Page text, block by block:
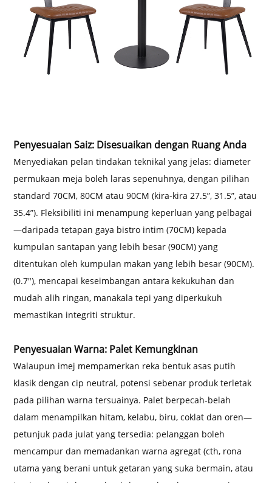
Penyesuaian Saiz: Disesuaikan dengan Ruang Anda
Menyediakan pelan tindakan teknikal yang jelas: diameter
permukaan meja boleh laras sepenuhnya, dengan pilihan
standard 70CM, 80CM atau 90CM (kira-kira 27.5”, 31.5”, atau
35.4”). Fleksibiliti ini menampung keperluan yang pelbagai
—daripada tetapan gaya bistro intim (70CM) kepada
kumpulan santapan yang lebih besar (90CM) yang
ditentukan oleh kumpulan makan yang lebih besar (90CM).
(0.7"), mencapai keseimbangan antara kekukuhan dan
mudah alih ringan, manakala tepi yang diperkukuh
memastikan integriti struktur.
Penyesuaian Warna: Palet Kemungkinan
Walaupun imej mempamerkan reka bentuk asas putih
klasik dengan cip neutral, potensi sebenar produk terletak
pada pilihan warna tersuainya. Palet berpecah-belah
dalam menampilkan hitam, kelabu, biru, coklat dan oren—
petunjuk pada julat yang tersedia: pelanggan boleh
mencampur dan memadankan warna agregat (cth, rona
utama yang berani untuk getaran yang suka bermain, atau